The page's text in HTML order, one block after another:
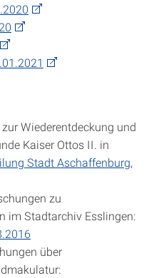
Wiederentdeckung und
Kaiser Ottos II. in
Stadt Aschaffenburg,
zu
im Stadtarchiv Esslingen:
über